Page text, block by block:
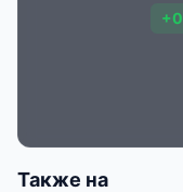
+0
Также на